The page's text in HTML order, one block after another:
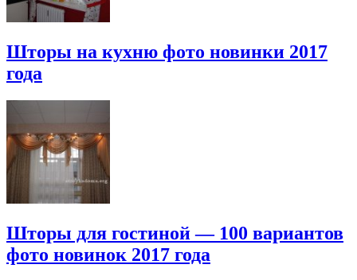
Шторы на кухню фото новинки 2017
года
Шторы для гостиной — 100 вариантов
фото новинок 2017 года